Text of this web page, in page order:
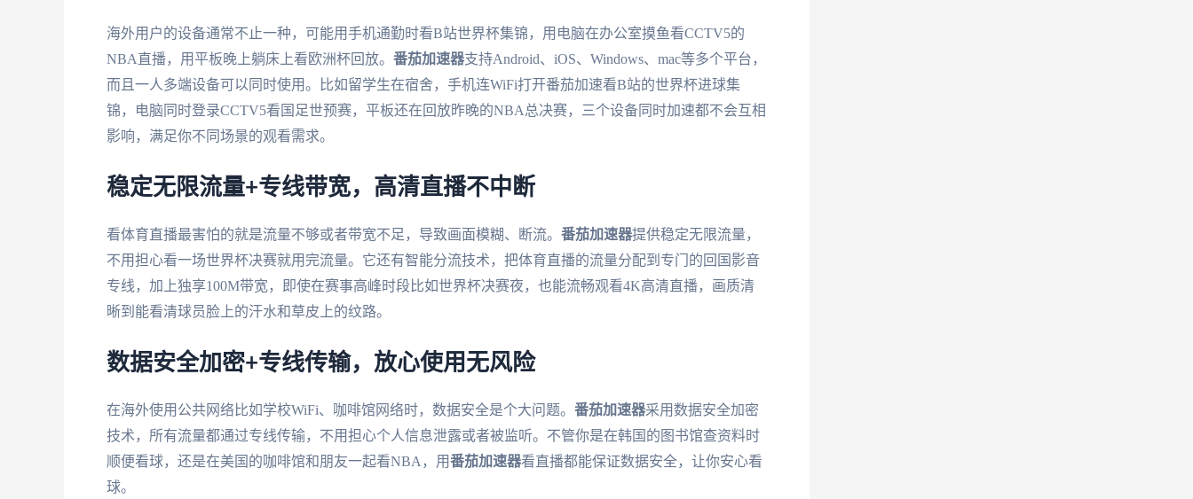
海外用户的设备通常不止一种，可能用手机通勤时看B站世界杯集锦，用电脑在办公室摸鱼看CCTV5的
NBA直播，用平板晚上躺床上看欧洲杯回放。 番茄加速器支持Android、iOS、Windows、mac等多个平台，
而且一人多端设备可以同时使用。比如留学生在宿舍，手机连WiFi打开番茄加速看B站的世界杯进球集
锦，电脑同时登录CCTV5看国足世预赛，平板还在回放昨晚的NBA总决赛，三个设备同时加速都不会互相
影响，满足你不同场景的观看需求。
稳定无限流量+专线带宽，高清直播不中断
看体育直播最害怕的就是流量不够或者带宽不足，导致画面模糊、断流。 番茄加速器提供稳定无限流量，
不用担心看一场世界杯决赛就用完流量。它还有智能分流技术，把体育直播的流量分配到专门的回国影音
专线，加上独享100M带宽，即使在赛事高峰时段比如世界杯决赛夜，也能流畅观看4K高清直播，画质清
晰到能看清球员脸上的汗水和草皮上的纹路。
数据安全加密+专线传输，放心使用无风险
在海外使用公共网络比如学校WiFi、咖啡馆网络时，数据安全是个大问题。 番茄加速器采用数据安全加密
技术，所有流量都通过专线传输，不用担心个人信息泄露或者被监听。不管你是在韩国的图书馆查资料时
顺便看球，还是在美国的咖啡馆和朋友一起看NBA，用番茄加速器看直播都能保证数据安全，让你安心看
球。